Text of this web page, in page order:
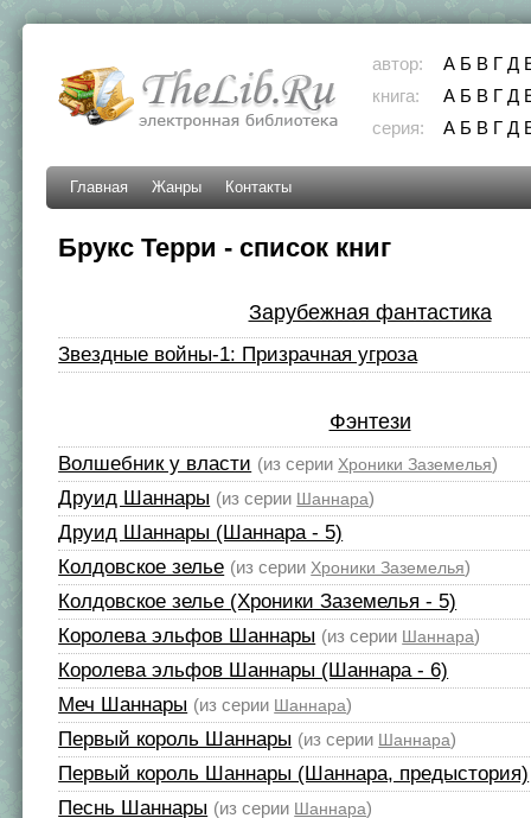
автор: А Б В Г Д
книга:
А Б В Г Д
серия:
А Б В Г Д
Главная Жанры Контакты
Брукс Терри - список книг
Зарубежная фантастика
Звездные войны-1: Призрачная угроза
Фэнтези
Волшебник у власти (из серии Хроники Заземелья)
Друид Шаннары (из серии Шаннара)
Друид Шаннары (Шаннара - 5)
Колдовское зелье (из серии Хроники Заземелья)
Колдовское зелье (Хроники Заземелья - 5)
Королева эльфов Шаннары (из серии Шаннара)
Королева эльфов Шаннары (Шаннара - 6)
Меч Шаннары (из серии Шаннара)
Первый король Шаннары (из серии Шаннара)
Первый король Шаннары (Шаннара, предыстория)
Песнь Шаннары (из серии Шаннара)